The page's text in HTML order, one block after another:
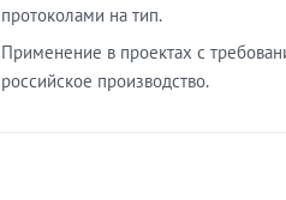
протоколами на тип.
Применение в проектах с
российское производство.